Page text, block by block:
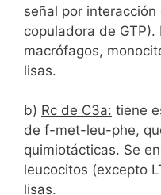
señal por
copuladora de
macrófagos,
lisas.
b) Rc de C3a: tiene
de f-met-leu-phe,
quimiotácticas. Se
leucocitos (excepto
lisas.